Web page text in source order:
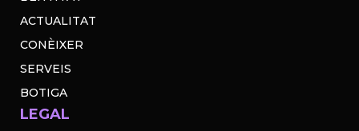
ACTUALITAT
CONÈIXER
SERVEIS
BOTIGA
LEGAL